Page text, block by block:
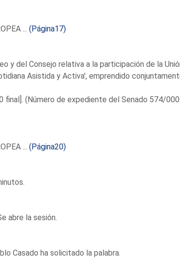
... (Página17)
y del Consejo relativa a la participación de la
Asistida y Activa', emprendido
(Número de expediente del Senado 574/
... (Página20)
abre la sesión.
Casado ha solicitado la palabra.